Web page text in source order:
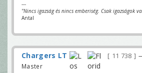
---
"Nincs igazság és nincs emberiség. Csak igazságok
Antal
Chargers LT 11 738
Master